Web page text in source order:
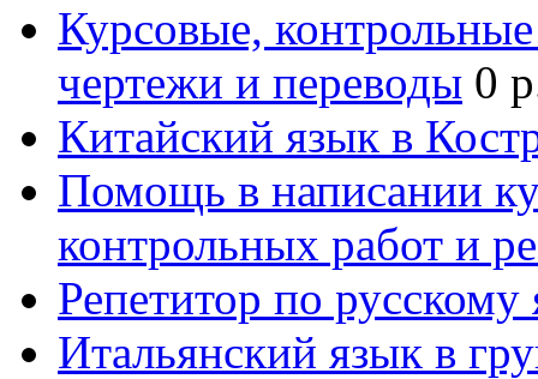
Курсовые,
чертежи и переводы 0
Китайский язык в
Помощь в написании
контрольных работ и
Репетитор по русскому
Итальянский язык в